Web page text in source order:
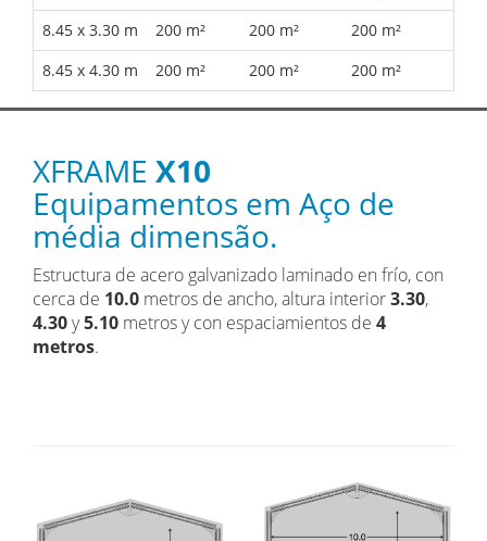
8.45 x 3.30 m
200 m² 200 m²
200 m²
8.45 x 4.30 m
200 m² 200 m² 200 m²
XFRAME X10
Equipamentos em Aço de
média dimensão.
Estructura de acero galvanizado laminado en frío, con
cerca de 10.0 metros de ancho, altura interior3.30,
4.30y5.10 metros y con espaciamientos de 4
metros.